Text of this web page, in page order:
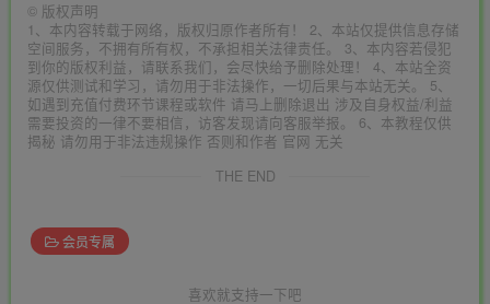
© 版权声明
1、本内容转载于网络，版权归原作者所有！ 2、本站仅提供信息存储
空间服务，不拥有所有权，不承担相关法律责任。 3、本内容若侵犯
到你的版权利益，请联系我们，会尽快给予删除处理！ 4、本站全资
源仅供测试和学习，请勿用于非法操作，一切后果与本站无关。 5、
如遇到充值付费环节课程或软件 请马上删除退出 涉及自身权益/利益
需要投资的一律不要相信，访客发现请向客服举报。 6、本教程仅供
揭秘 请勿用于非法违规操作 否则和作者 官网 无关
THE END
会员专属
喜欢就支持一下吧